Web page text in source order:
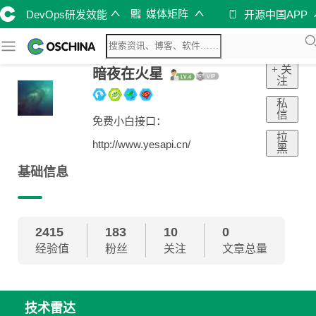
DevOps研发效能 媒体矩阵 开源中国APP
暗夜在火星
免费小白接口：
http://www.yesapi.cn/
+ 关
注
私
信
拉
黑
基础信息
2415
经验值
183
粉丝
10
关注
0
文章总量
技术雷达